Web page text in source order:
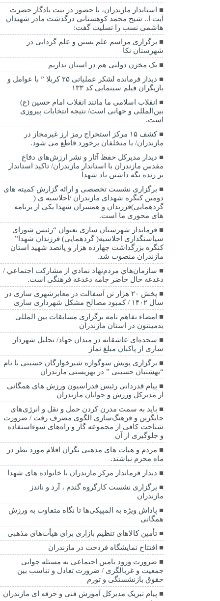
استاندار مازندران، با حضور در بیت یادگار حضرت
آیت ا.. شیخ محمد کوهستانی درگذشت مادر شهیدان
هاشمی نسب را تسلیت گفت:
برگزاری مراسم علم بستن و علم گردانی در
شهرستان نکا
یک مخزن دولتی هم در استان نداریم
دیدار فرمانده لشکر عملیاتی ۲۵ کربلا ” با عوامل و
بازیگران فیلم سینمایی کد ۱۳۳
انقلاب اسلامی ما مانند انقلاب امام حسین (ع)
بین‌المللی و جهانی است/ نتیجه انتخابات پیروزی
است.
کشف ۱۵ مرکز استخراج رمز ارز غیرمجاز در
مازندران/ با متخلفان برخورد قاطع می شود.
دیدار مدیرکل حفظ آثار و نشر ارزش‌های دفاع
مقدس مازندران با استاندار مازندران/ تاکید استاندار
بر زنده نگه داشتن یاد شهدا
برگزاری نشست تخصصی و ارائه گزارش کمیته های
دومین کنگره شهدای مازندران /اجلاسیه ی (
گردهمایی)فرزندان و همسران شهدا یکی از برنامه
های محوری ما است.
فرماندار شهرستان ساری بعنوان “رئیس شورای
سیاستگذاری اجلاسیه( گردهمایی) فرزندان شهدا”
کنگره بزرگداشت چهارده هزار و پانصد شهید استان
مازندران منصوب شد.
سازمان‌هاي مردم‌نهاد نمادي از مشاركت اجتماعي /
دغدغه حال حاضر جامه دغدغه فرهنگی است.
پخش ۲۰ هزار تن آسفالت در معابرشهری ساری در
سال ۱۴۰۲ / کمبود مصالح مشکل شهرداری ساری
امضاء تفاهم نامه برگزاری مسابقات بین المللی
بدمینتون در استان مازندران
سجده‌ای عاشقانه در میدان جهاد/ تجلیل شهردار
ساری از پاکبان مبلغ نماز
برگزاری پویش سوگواره شیرخوارگان حسینی با نام
“بهشتیان حسینی ” در بهزیستی مازندران
پیام قدردانی رئیس فدراسیون ورزش های همگانی
از مدیرکل ورزش و جوانان مازندران
باید به سمت مدرن کردن حمل و نقل و انرژی‌های
جایگزین و فرهنگ‌سازی الگوی مصرف رفت / ضرورت
شناخت کافی از مجموعه گاز و راه‌های سوءاستفاده
و جلوگیری از آن
مردم و هیات های مذهبی نگران اقلام مورد نظر در
ماه محرم نباشند.
دیدار فرماندار مرکز مازندران با خانواده های شهدا
برگزاری نشست کارگروه گندم ، آرد و ناندز
مازندران
پاداش ویژه به المپیکی‌ها تا نگاه متفاوت به ورزش
همگانی
تأمین کالاهای تنظیم بازاری برای هیأت‌های مذهبی
افتتاح نمایشگاه فردخت در مازندران
ضرورت ورود تامین اجتماعی به مسئله جوانی
جمعیت و غربالگری / ضرورت تعادل و تناسب بین
حقوق بازنشستگی و تورم
پیام تبریک مدیرکل آموزش فنی و حرفه ای مازندران